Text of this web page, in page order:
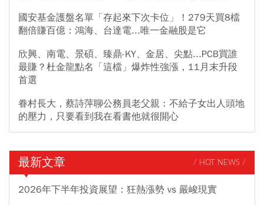
國安基金護盤名單「存起來下次卡位」！279天買8檔
翻倍賺百億：鴻海、台達電...唯一金融股是它
欣興、南電、景碩、臻鼎-KY、金居、尖點...PCB買誰
最賺？杜金龍點名「這檔」爆炸性強漲，11月末升段
首選
眷村長大，蔡詩萍聊公務員老父親：不給子女出人頭地
的壓力，只要看到我在看書他就很開心
最新文章 / HOT NEWS /
2026年下半年投資展望：狂熱漲勢 vs 嚴峻現實